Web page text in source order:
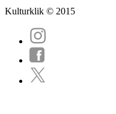
Kulturklik © 2015